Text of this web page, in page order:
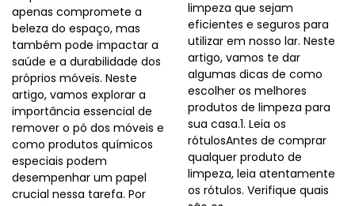
apenas compromete a
beleza do espaço, mas
também pode impactar a
saúde e a durabilidade dos
próprios móveis. Neste
artigo, vamos explorar a
importância essencial de
remover o pó dos móveis e
como produtos químicos
especiais podem
desempenhar um papel
crucial nessa tarefa. Por
limpeza que sejam
eficientes e seguros para
utilizar em nosso lar. Neste
artigo, vamos te dar
algumas dicas de como
escolher os melhores
produtos de limpeza para
sua casa.1. Leia os
rótulosAntes de comprar
qualquer produto de
limpeza, leia atentamente
os rótulos. Verifique quais